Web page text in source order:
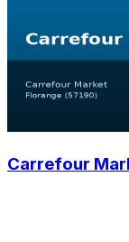
Carrefour